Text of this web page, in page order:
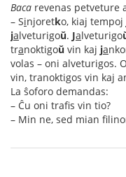
Baca revenas petveture
– Sinjoretko, kiaj tempoj
jalveturigoŭ. Jalveturigo
tranoktigoŭ vin kaj ja
volas – oni alveturigos.
vin, tranoktigos vin kaj
La ŝoforo demandas:
– Ĉu oni trafis vin tio?
– Min ne, sed mian